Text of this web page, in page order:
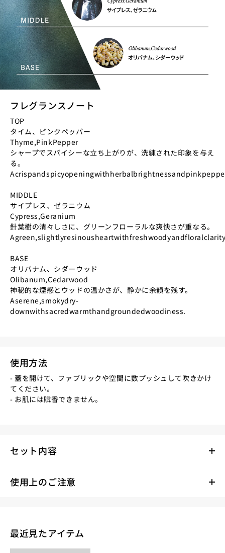
フレグランスノート
TOP
タイム、ピンクペッパー
Thyme,PinkPepper
シャープでスパイシーな立ち上がりが、洗練された印象を与え
る。
MIDDLE
サイプレス、ゼラニウム
Cypress,Geranium
針葉樹の清々しさに、グリーンフローラルな爽快さが重なる。
BASE
オリバナム、シダーウッド
Olibanum,Cedarwood
神秘的な煙感とウッドの温かさが、静かに余韻を残す。
Aserene,smokydry-
downwithsacredwarmthandgroundedwoodiness.
使用方法
- 蓋を開けて、ファブリックや空間に数プッシュして吹きかけ
てください。
- お肌には賦香できません。
セット内容
使用上のご注意
最近見たアイテム